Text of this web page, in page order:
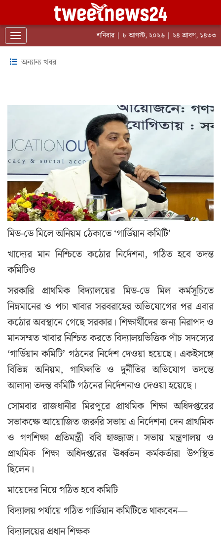
Toggle navigation শনিবার | ৮ আগস্ট, ২০২৬ | ২৪ শ্রাবণ, ১৪৩৩
অন্যান্য খবর
মিড-ডে মিলে অনিয়ম ঠেকাতে ‘গার্ডিয়ান কমিটি’
খাদ্যের মান নিশ্চিতে কঠোর নির্দেশনা, গঠিত হবে তদন্ত
কমিটিও
সরকারি প্রাথমিক বিদ্যালয়ের মিড-ডে মিল কর্মসূচিতে
নিম্নমানের ও পচা খাবার সরবরাহের অভিযোগের পর এবার
কঠোর অবস্থানে গেছে সরকার। শিক্ষার্থীদের জন্য নিরাপদ ও
মানসম্মত খাবার নিশ্চিত করতে বিদ্যালয়ভিত্তিক পাঁচ সদস্যের
‘গার্ডিয়ান কমিটি’ গঠনের নির্দেশ দেওয়া হয়েছে। একইসঙ্গে
বিভিন্ন অনিয়ম, গাফিলতি ও দুর্নীতির অভিযোগ তদন্তে
আলাদা তদন্ত কমিটি গঠনের নির্দেশনাও দেওয়া হয়েছে।
সোমবার রাজধানীর মিরপুরে প্রাথমিক শিক্ষা অধিদপ্তরের
সভাকক্ষে আয়োজিত জরুরি সভায় এ নির্দেশনা দেন প্রাথমিক
ও গণশিক্ষা প্রতিমন্ত্রী ববি হাজ্জাজ। সভায় মন্ত্রণালয় ও
প্রাথমিক শিক্ষা অধিদপ্তরের ঊর্ধ্বতন কর্মকর্তারা উপস্থিত
ছিলেন।
মায়েদের নিয়ে গঠিত হবে কমিটি
বিদ্যালয় পর্যায়ে গঠিত গার্ডিয়ান কমিটিতে থাকবেন—
বিদ্যালয়ের প্রধান শিক্ষক